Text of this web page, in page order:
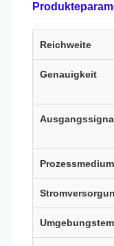
Reichweite
Genauigkeit
Prozessmedium